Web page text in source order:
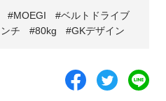
MOEGI
ベルトドライブ
チ 80kg GKデザイン